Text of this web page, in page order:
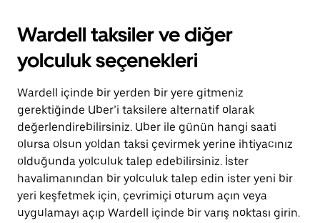
Wardell taksiler ve diğer
yolculuk seçenekleri
Wardell içinde bir yerden bir yere gitmeniz
gerektiğinde Uber’i taksilere alternatif olarak
değerlendirebilirsiniz. Uber ile günün hangi saati
olursa olsun yoldan taksi çevirmek yerine ihtiyacınız
olduğunda yolculuk talep edebilirsiniz. İster
havalimanından bir yolculuk talep edin ister yeni bir
yeri keşfetmek için, çevrimiçi oturum açın veya
uygulamayı açıp Wardell içinde bir varış noktası girin.